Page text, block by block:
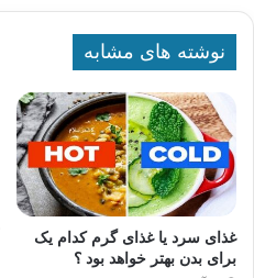
نوشته های مشابه
غذای سرد یا غذای گرم کدام یک
برای بدن بهتر خواهد بود ؟